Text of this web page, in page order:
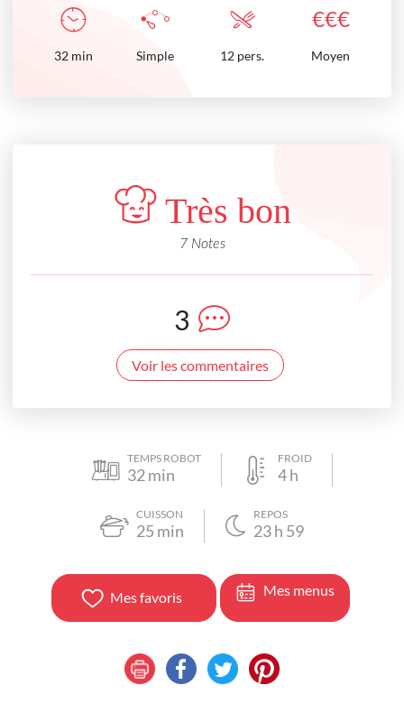
€€€
32 min Simple 12 pers. Moyen
Très bon
7 Notes
3
Voir les commentaires
TEMPS ROBOT
32min
FROID
4h
CUISSON
25 min
REPOS
23h 59
Mes favoris Mes menus